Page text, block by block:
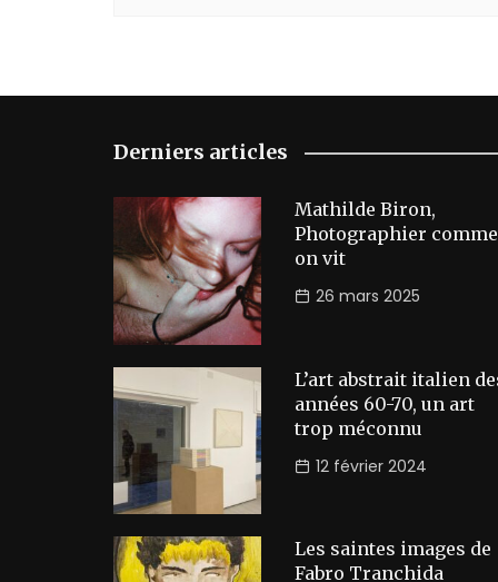
Derniers articles
Mathilde Biron,
Photographier comme
on vit
26 mars 2025
L’art abstrait italien
années 60-70, un art
trop méconnu
12 février 2024
Les saintes images de
Fabro Tranchida